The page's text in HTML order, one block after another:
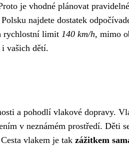
je vhodné plánovat
najdete dostatek
rychlostní limit 140 km/h, mimo
vašich dětí.
a pohodlí vlakové dopravy.
v neznámém prostředí. Děti
vlakem je tak zážitkem